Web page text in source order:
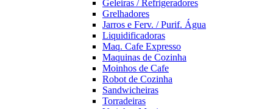
Geleiras / Refrigeradores
Grelhadores
Jarros e Ferv. / Purif. Água
Liquidificadoras
Maq. Cafe Expresso
Maquinas de Cozinha
Moinhos de Cafe
Robot de Cozinha
Sandwicheiras
Torradeiras